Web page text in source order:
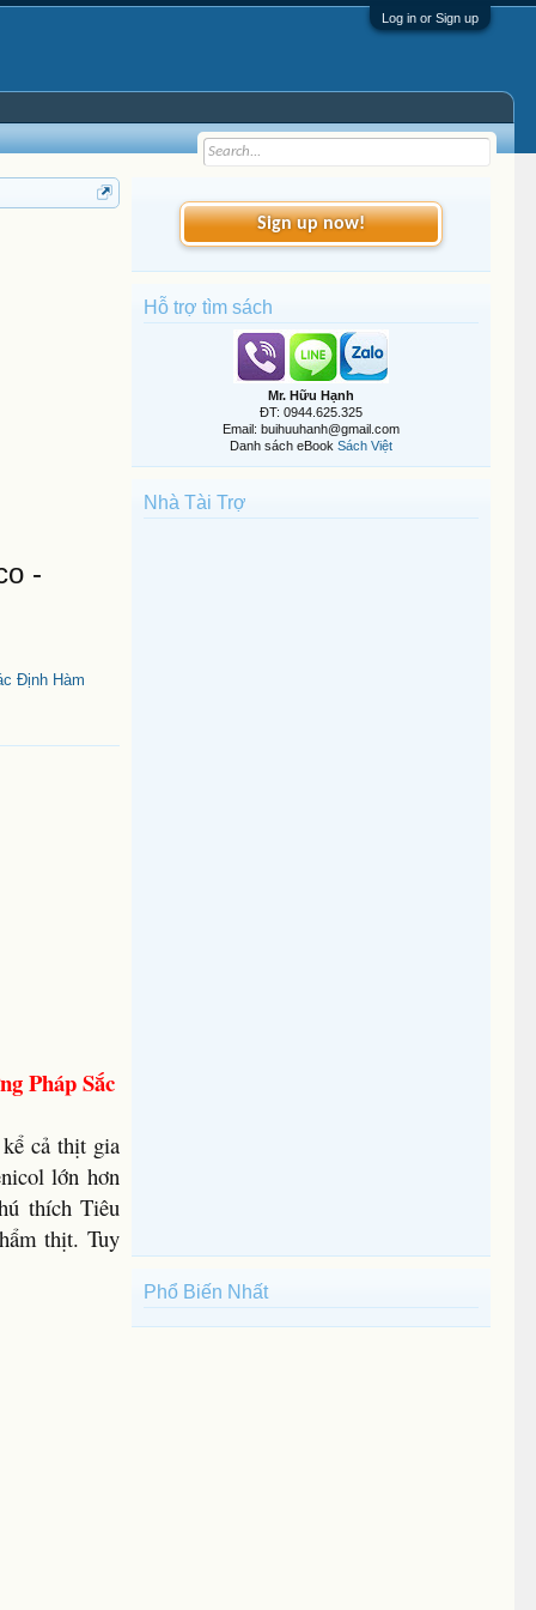
Log in or Sign up
-
Định Hàm
Pháp Sắc
cả thịt gia
lớn hơn
thích Tiêu
thịt. Tuy
Sign up now!
Hỗ trợ tìm sách
Mr. Hữu Hạnh
ĐT: 0944.625.325
Email: buihuuhanh@gmail.com
Danh sách eBook Sách Việt
Nhà Tài Trợ
Phổ Biến Nhất